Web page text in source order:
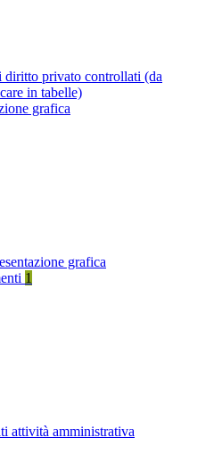
diritto privato controllati (da
in tabelle)
grafica
grafica
1
attività amministrativa